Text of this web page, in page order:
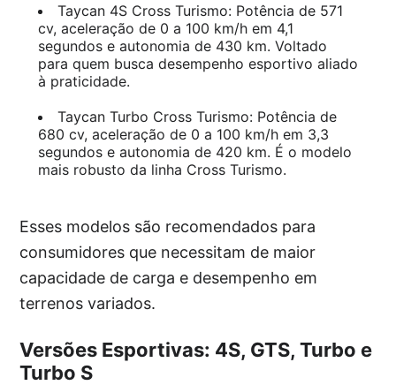
Taycan 4S Cross Turismo: Potência de 571
cv, aceleração de 0 a 100 km/h em 4,1
segundos e autonomia de 430 km. Voltado
para quem busca desempenho esportivo aliado
à praticidade.
Taycan Turbo Cross Turismo: Potência de
680 cv, aceleração de 0 a 100 km/h em 3,3
segundos e autonomia de 420 km. É o modelo
mais robusto da linha Cross Turismo.
Esses modelos são recomendados para
consumidores que necessitam de maior
capacidade de carga e desempenho em
terrenos variados.
Versões Esportivas: 4S, GTS, Turbo e
Turbo S